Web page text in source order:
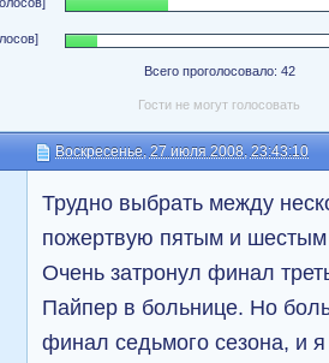
Всего проголосовало: 42
Гости не могут голосовать
Воскресенье, 27 июля 2008, 23:43:10
Трудно выбрать между
пожертвую пятым и
Очень затронул финал
Пайпер в больнице. Но
финал седьмого сезона, и